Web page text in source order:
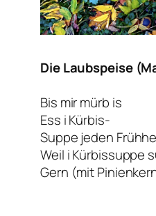
Die Laubspeise
Bis mir mürb is
Ess i Kürbis-
Suppe jeden
Weil i Kürbissuppe
Gern (mit